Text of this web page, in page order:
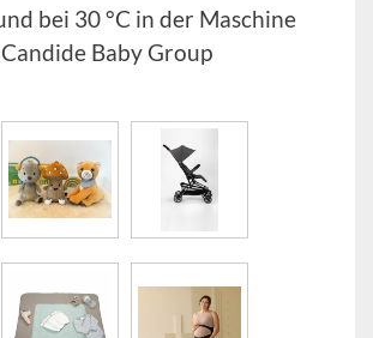
bei 30 °C in der Maschine
Baby Group